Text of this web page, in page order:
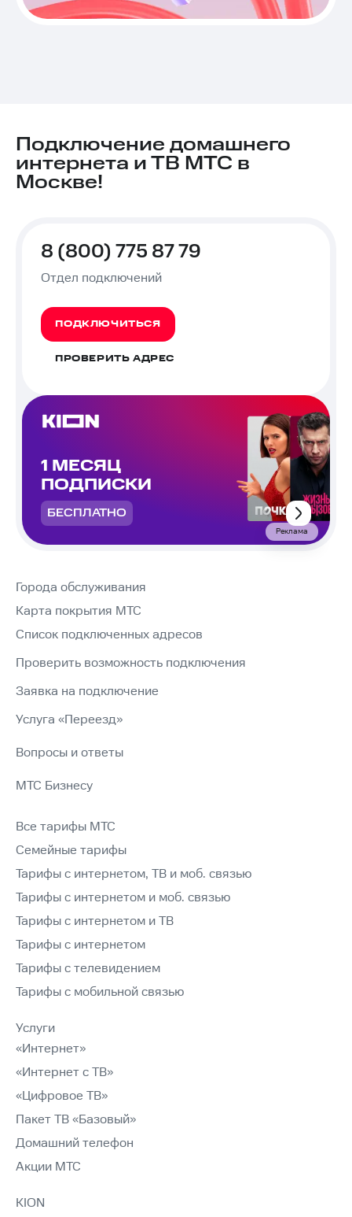
Подключение домашнего
интернета и ТВ МТС в
Москве!
8 (800) 775 87 79
Отдел подключений
ПОДКЛЮЧИТЬСЯ
ПРОВЕРИТЬ АДРЕС
1 МЕСЯЦ
ПОДПИСКИ
БЕСПЛАТНО
Реклама
Города обслуживания
Карта покрытия МТС
Список подключенных адресов
Проверить возможность подключения
Заявка на подключение
Услуга «Переезд»
Вопросы и ответы
МТС Бизнесу
Все тарифы МТС
Семейные тарифы
Тарифы с интернетом, ТВ и моб. связью
Тарифы с интернетом и моб. связью
Тарифы с интернетом и ТВ
Тарифы с интернетом
Тарифы с телевидением
Тарифы с мобильной связью
Услуги
«Интернет»
«Интернет с ТВ»
«Цифровое ТВ»
Пакет ТВ «Базовый»
Домашний телефон
Акции МТС
KION